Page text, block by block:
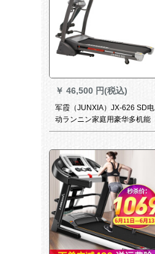
￥ 46,500 円(税込)
军霞（JUNXIA）JX-626 SD电
动ランニン家庭用豪华多机能
室内フレックス機材折りたた